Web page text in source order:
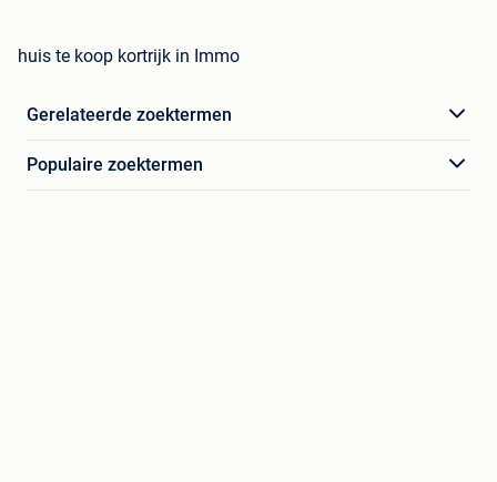
huis te koop kortrijk in Immo
Gerelateerde zoektermen
Populaire zoektermen